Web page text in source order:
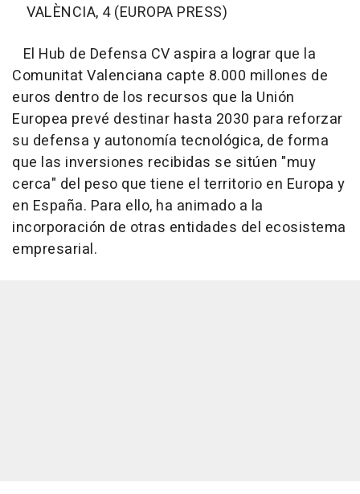
VALÈNCIA, 4 (EUROPA PRESS)
El Hub de Defensa CV aspira a lograr que la
Comunitat Valenciana capte 8.000 millones de
euros dentro de los recursos que la Unión
Europea prevé destinar hasta 2030 para reforzar
su defensa y autonomía tecnológica, de forma
que las inversiones recibidas se sitúen "muy
cerca" del peso que tiene el territorio en Europa y
en España. Para ello, ha animado a la
incorporación de otras entidades del ecosistema
empresarial.